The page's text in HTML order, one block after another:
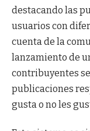
destacando las
usuarios con
cuenta de la
lanzamiento de
contribuyentes
publicaciones
gusta o no les